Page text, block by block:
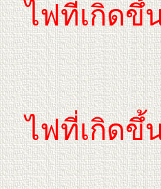
ไฟที่เกิดขึ้
ไฟที่เกิด